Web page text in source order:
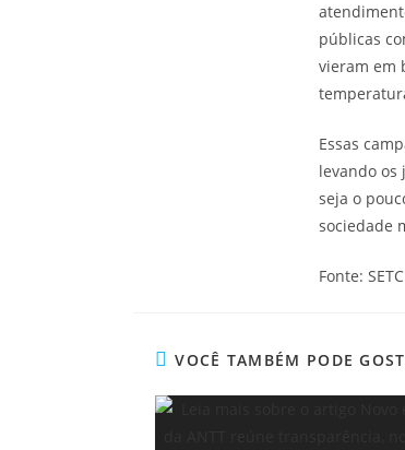
públicas
vieram em
Essas
levando os
seja o
sociedade
Fonte:
VOCÊ TAMBÉM PODE